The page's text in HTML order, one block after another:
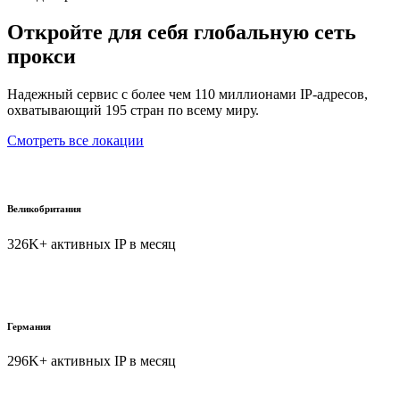
Откройте для себя глобальную сеть
прокси
Надежный сервис с более чем 110 миллионами IP-адресов,
охватывающий 195 стран по всему миру.
Смотреть все локации
Великобритания
326K+ активных IP в месяц
Германия
296K+ активных IP в месяц